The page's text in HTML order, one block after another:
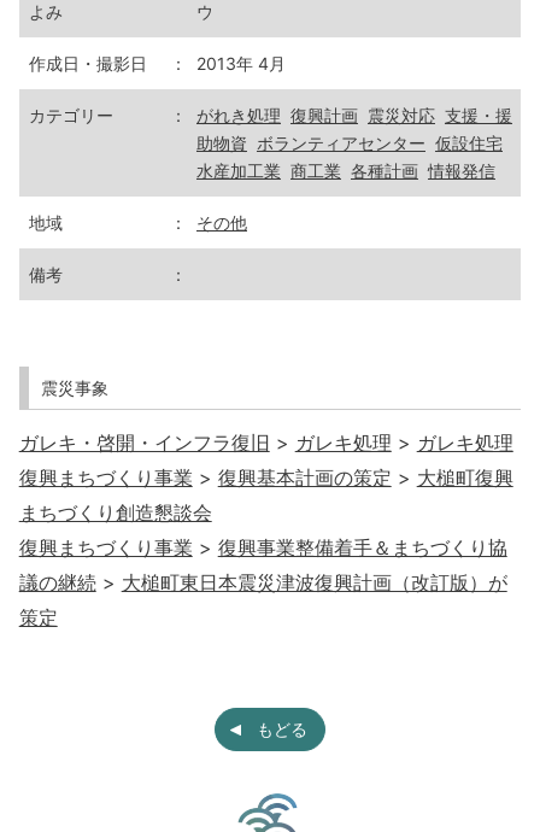
よみ
ウ
作成日・撮影日 ： 2013年 4月
カテゴリー ： がれき処理 復興計画 震災対応 支援・援
助物資 ボランティアセンター 仮設住宅
水産加工業 商工業 各種計画 情報発信
地域 ： その他
備考 ：
震災事象
ガレキ・啓開・インフラ復旧 > ガレキ処理 > ガレキ処理
復興まちづくり事業 > 復興基本計画の策定 > 大槌町復興
まちづくり創造懇談会
復興まちづくり事業 > 復興事業整備着手＆まちづくり協
議の継続 > 大槌町東日本震災津波復興計画（改訂版）が
策定
もどる